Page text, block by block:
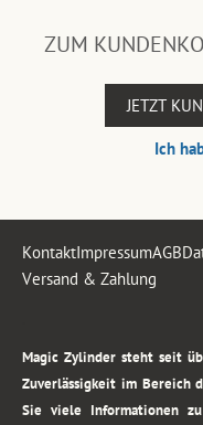
ZUM
JETZT
Ich
KontaktImpressumAGB
Versand & Zahlung
Magic Zylinder steht seit
Zuverlässigkeit im Bereich
Sie viele Informationen